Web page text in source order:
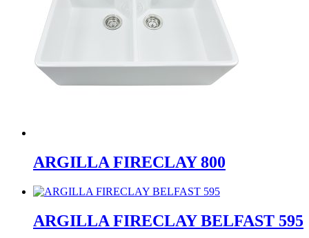
ARGILLA FIRECLAY 800
ARGILLA FIRECLAY BELFAST 595